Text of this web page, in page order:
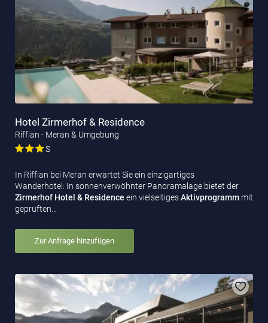
Hotel Zirmerhof & Residence
Riffian - Meran & Umgebung
S
In Riffian bei Meran erwartet Sie ein einzigartiges
Wanderhotel: In sonnenverwöhnter Panoramalage bietet der
Zirmerhof Hotel & Residence ein vielseitigesAktivprogramm mit
geprüften…
Zur Anfrage hinzufügen